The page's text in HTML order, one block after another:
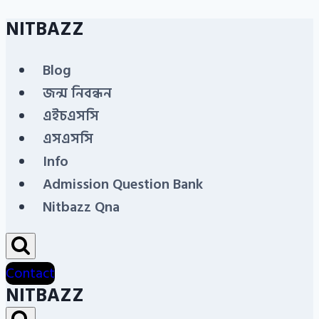
Skip
content
NITBAZZ
Blog
জন্ম নিবন্ধন
এইচএসসি
এসএসসি
Info
Admission Question Bank
Nitbazz Qna
Contact
NITBAZZ